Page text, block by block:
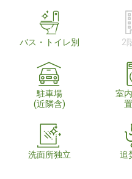
バス・トイレ別 2
駐車場
(近隣含)
室
洗面所独立 追